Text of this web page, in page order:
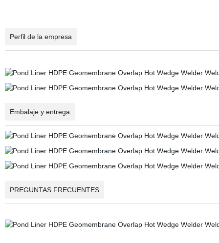
Perfil de la empresa
Embalaje y entrega
PREGUNTAS FRECUENTES